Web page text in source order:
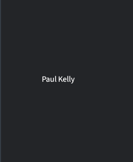
Paul Kelly